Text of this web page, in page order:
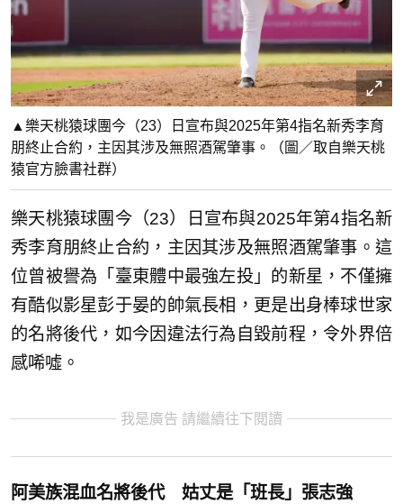
▲樂天桃猿球團今（23）日宣布與2025年第4指名新秀李育
朋終止合約，主因其涉及無照酒駕肇事。（圖／取自樂天桃
猿官方臉書社群）
樂天桃猿球團今（23）日宣布與2025年第4指名新
秀李育朋終止合約，主因其涉及無照酒駕肇事。這
位曾被譽為「臺東體中最強左投」的新星，不僅擁
有酷似影星彭于晏的帥氣長相，更是出身棒球世家
的名將後代，如今因違法行為自毀前程，令外界倍
感唏噓。
我是廣告 請繼續往下閱讀
阿美族混血名將後代 姑丈是「班長」張志強